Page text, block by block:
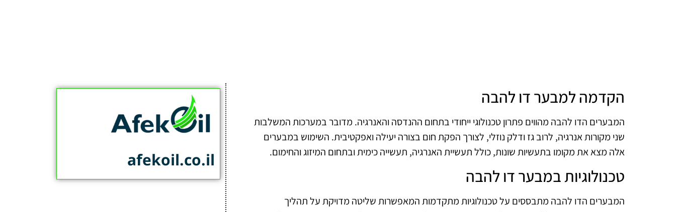
הקדמה למבער דו להבה
המבערים הדו להבה מהווים פתרון טכנולוגי ייחודי בתחום ההנדסה והאנרגיה. מדובר במערכות המשלבות
שני מקורות אנרגיה, לרוב גז ודלק נוזלי, לצורך הפקת חום בצורה יעילה ואפקטיבית. השימוש במבערים
אלה מצא את מקומו בתעשיות שונות, כולל תעשיית האנרגיה, תעשייה כימית ובתחום המיזוג והחימום.
טכנולוגיות במבער דו להבה
המבערים הדו להבה מתבססים על טכנולוגיות מתקדמות המאפשרות שליטה מדויקת על תהליך
afekoil.co.il